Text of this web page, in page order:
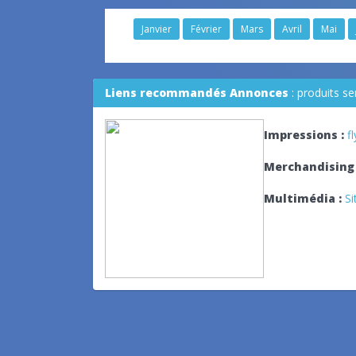
Janvier Février Mars Avril Mai
Liens recommandés Annonces : produits
Impressions :
Merchandising
Multimédia :